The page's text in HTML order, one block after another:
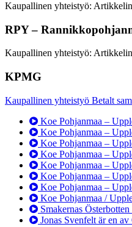
Kaupallinen yhteistyö:
RPY –
Kaupallinen yhteistyö:
KPMG
Kaupallinen yhteistyö Betalt
Koe Pohjanmaa –
Koe Pohjanmaa –
Koe Pohjanmaa –
Koe Pohjanmaa –
Koe Pohjanmaa –
Koe Pohjanmaa –
Koe Pohjanmaa –
Koe Pohjanmaa /
Smakernas
Jonas Svenfelt är en